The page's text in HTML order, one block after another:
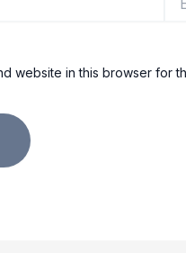
website in this browser for